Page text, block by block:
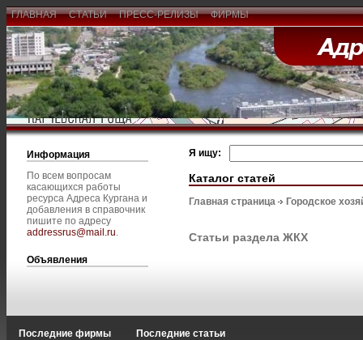
ГЛАВНАЯ СТАТЬИ ПРЕСС-РЕЛИЗЫ ФИРМЫ
Информация
По всем вопросам
касающихся работы
ресурса Адреса Кургана и
добавления в справочник
пишите по адресу
addressrus@mail.ru.
Объявления
Я ищу:
Каталог статей
Главная страница Городское
Статьи раздела ЖКХ
Последние фирмы Последние статьи